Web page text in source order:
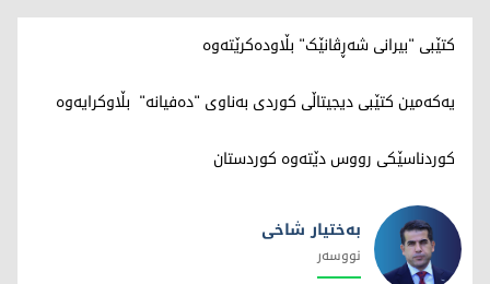
کتێبی "بیرانی شەڕڤانێک" بڵاودەکرێتەوە
یەکەمین کتێبی دیجیتاڵی کوردی بەناوی "دەفیانە" بڵاوکرایەوە
کوردناسێکی رووس دێتەوە کوردستان
بەختیار شاخی
نووسەر